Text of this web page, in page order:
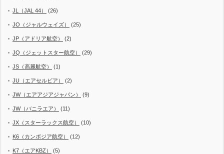
JL（JAL 44） (26)
JO（ジャルウェイズ） (25)
JP（アドリア航空） (2)
JQ（ジェットスター航空） (29)
JS（高麗航空） (1)
JU（エアセルビア） (2)
JW（エアアジアジャパン） (9)
JW（バニラエア） (11)
JX（スターラックス航空） (10)
K6（カンボジア航空） (12)
K7（エアKBZ） (5)